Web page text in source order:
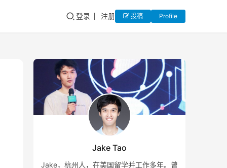
登录 注册 投稿 Profile
Jake Tao
Jake，杭州人，在美国留学并工作多年。曾